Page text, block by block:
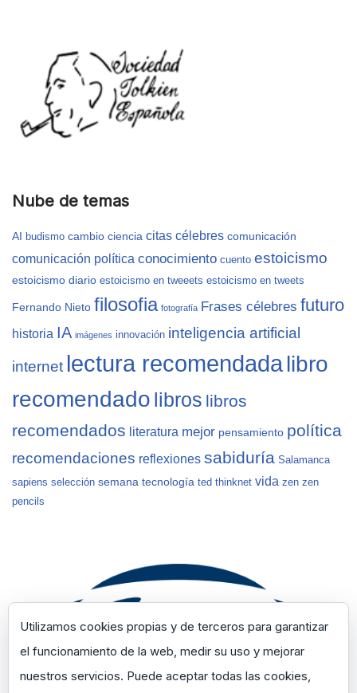
Nube de temas
AI budismo cambio ciencia citas célebres comunicación
comunicación política conocimiento cuento estoicismo
estoicismo diario estoicismo en tweeets estoicismo en tweets
Fernando Nieto filosofia fotografía Frases célebres futuro
historia IA imágenes innovación inteligencia artificial
internet lectura recomendadalibro
recomendado libros libros
recomendados literatura mejor pensamiento política
recomendaciones reflexiones sabiduría Salamanca
sapiens selección semana tecnología ted thinknet vida zen zen
pencils
Utilizamos cookies propias y de terceros para garantizar
el funcionamiento de la web, medir su uso y mejorar
nuestros servicios. Puede aceptar todas las cookies,